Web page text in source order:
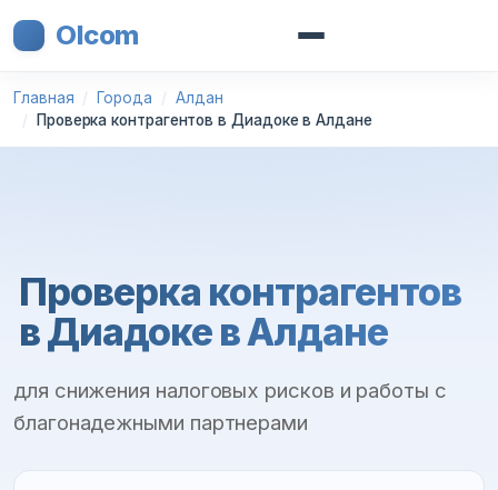
Olcom
Главная Города
Алдан
Проверка контрагентов в Диадоке в Алдане
Проверка контрагентов
в Диадоке в Алдане
для снижения налоговых рисков и работы с
благонадежными партнерами